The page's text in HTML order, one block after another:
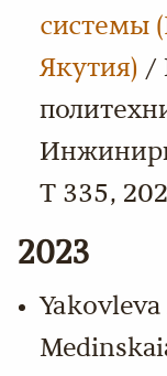
системы
Якутия) /
Т 335,
2023